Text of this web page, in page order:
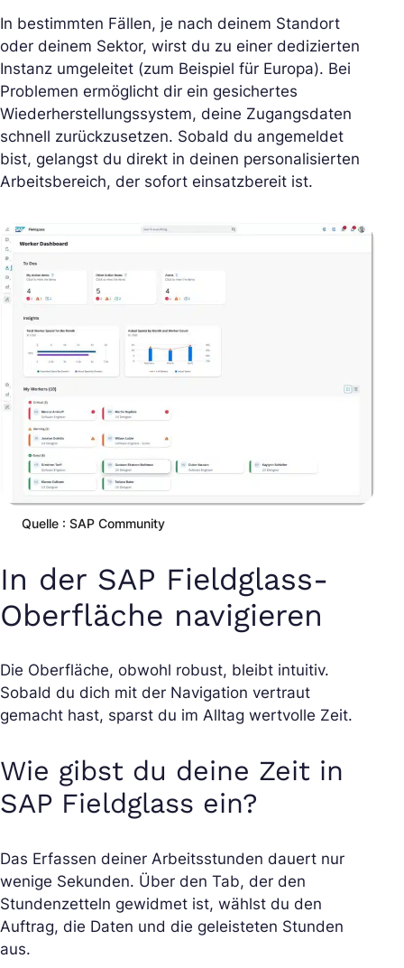
In bestimmten Fällen, je nach deinem Standort
oder deinem Sektor, wirst du zu einer dedizierten
Instanz umgeleitet (zum Beispiel für Europa). Bei
Problemen ermöglicht dir ein gesichertes
Wiederherstellungssystem, deine Zugangsdaten
schnell zurückzusetzen. Sobald du angemeldet
bist, gelangst du direkt in deinen personalisierten
Arbeitsbereich, der sofort einsatzbereit ist.
Quelle : SAP Community
In der SAP Fieldglass-
Oberfläche navigieren
Die Oberfläche, obwohl robust, bleibt intuitiv.
Sobald du dich mit der Navigation vertraut
gemacht hast, sparst du im Alltag wertvolle Zeit.
Wie gibst du deine Zeit in
SAP Fieldglass ein?
Das Erfassen deiner Arbeitsstunden dauert nur
wenige Sekunden. Über den Tab, der den
Stundenzetteln gewidmet ist, wählst du den
Auftrag, die Daten und die geleisteten Stunden
aus.